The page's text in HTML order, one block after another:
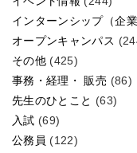
インターンシップ（企業
オープンキャンパス
その他 (425)
事務・経理・ 販売 (86)
先生のひとこと (63)
入試 (69)
公務員 (122)